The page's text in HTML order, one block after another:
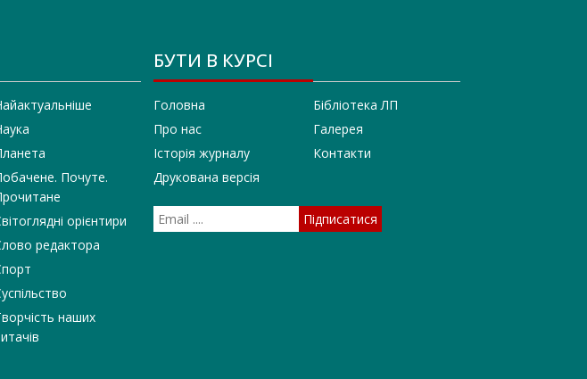
Почуте.
орієнтири
редактора
наших
БУТИ В КУРСІ
Головна
Про нас
Історія журналу
Друкована версія
Бібліотека ЛП
Галерея
Контакти